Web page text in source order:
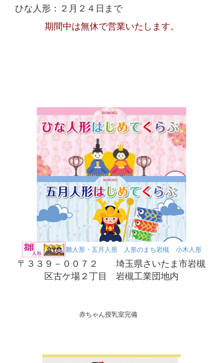
ひな人形：２月２４日まで
期間中は無休で営業いたします。
雛人形・五月人形 人形のまち岩槻 小木人形
〒３３９－００７２ 埼玉県さいたま市岩槻
区古ケ場２丁目 岩槻工業団地内
赤ちゃん授乳室完備